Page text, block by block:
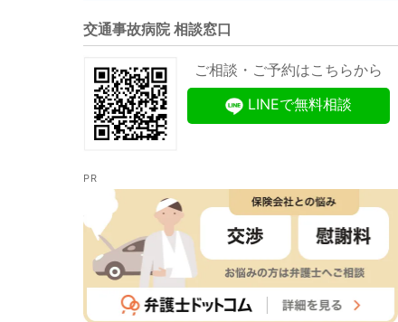
交通事故病院 相談窓口
ご相談・ご予約はこちらから
LINEで無料相談